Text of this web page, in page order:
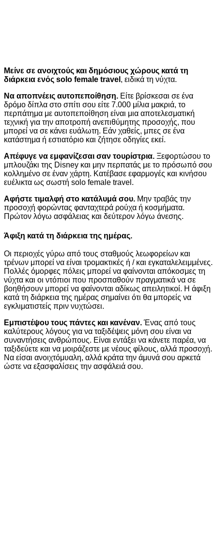
Μείνε σε ανοιχτούς και δημόσιους χώρους κατά τη
διάρκεια ενός solo female travel , ειδικά τη νύχτα.
Να αποπνέεις αυτοπεποίθηση. Είτε βρίσκεσαι σε ένα
δρόμο δίπλα στο σπίτι σου είτε 7.000 μίλια μακριά, το
περπάτημα με αυτοπεποίθηση είναι μια αποτελεσματική
τεχνική για την αποτροπή ανεπιθύμητης προσοχής, που
μπορεί να σε κάνει ευάλωτη. Εάν χαθείς, μπες σε ένα
κατάστημα ή εστιατόριο και ζήτησε οδηγίες εκεί.
Απέφυγε να εμφανίζεσαι σαν τουρίστρια. Ξεφορτώσου το
μπλουζάκι της Disney και μην περπατάς με το πρόσωπό σου
κολλημένο σε έναν χάρτη. Κατέβασε εφαρμογές και κινήσου
ευέλικτα ως σωστή solo female travel.
Αφήστε τιμαλφή στο κατάλυμά σου. Μην τραβάς την
προσοχή φορώντας φανταχτερά ρούχα ή κοσμήματα.
Πρώτον λόγω ασφάλειας και δεύτερον λόγω άνεσης.
Άφιξη κατά τη διάρκεια της ημέρας.
Οι περιοχές γύρω από τους σταθμούς λεωφορείων και
τρένων μπορεί να είναι τρομακτικές ή / και εγκαταλελειμμένες.
Πολλές όμορφες πόλεις μπορεί να φαίνονται απόκοσμες τη
νύχτα και οι ντόπιοι που προσπαθούν πραγματικά να σε
βοηθήσουν μπορεί να φαίνονται αδίκως απειλητικοί. Η άφιξη
κατά τη διάρκεια της ημέρας σημαίνει ότι θα μπορείς να
εγκλιματιστείς πριν νυχτώσει.
Εμπιστέψου τους πάντες και κανέναν. Ένας από τους
καλύτερους λόγους για να ταξιδέψεις μόνη σου είναι να
συναντήσεις ανθρώπους. Είναι εντάξει να κάνετε παρέα, να
ταξιδεύετε και να μοιράζεστε με νέους φίλους, αλλά προσοχή.
Να είσαι ανοιχτόμυαλη, αλλά κράτα την άμυνά σου αρκετά
ώστε να εξασφαλίσεις την ασφάλειά σου.